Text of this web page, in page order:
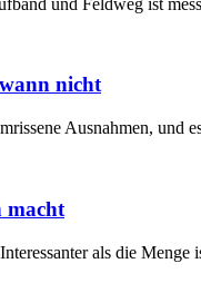
nicht
Ausnahmen, und
macht
als die